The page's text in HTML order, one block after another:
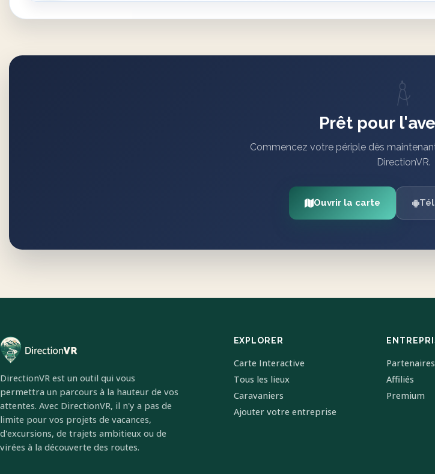
Prêt pour
Commencez votre périple dès
DirectionVR.
Ouvrir la carte
DirectionVR est un outil qui vous
permettra un parcours à la hauteur de vos
attentes. Avec DirectionVR, il n'y a pas de
limite pour vos projets de vacances,
d'excursions, de trajets ambitieux ou de
virées à la découverte des routes.
EXPLORER
Carte Interactive
Tous les lieux
Caravaniers
Ajouter votre entreprise
Partenaires
Affiliés
Premium